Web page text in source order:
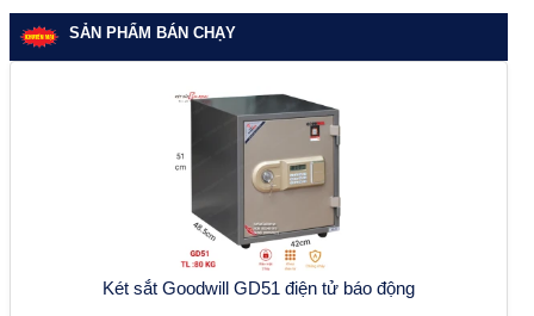
SẢN PHẨM BÁN CHẠY
Két sắt Goodwill GD51 điện tử báo động